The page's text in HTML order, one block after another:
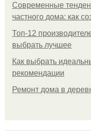
Современные
частного дома: как
Топ-12
выбрать лучшее
Как выбрать
рекомендации
Ремонт дома в